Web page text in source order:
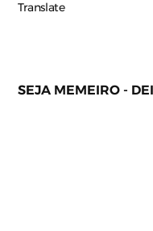
Translate
SEJA MEMEIRO -